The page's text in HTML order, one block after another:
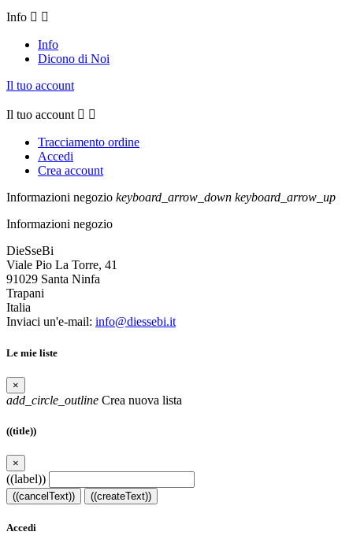
Info  
Info
Dicono di Noi
Il tuo account
Il tuo account  
Tracciamento ordine
Accedi
Crea account
Informazioni negozio keyboard_arrow_down keyboard_arrow_up
Informazioni negozio
DieSseBi
Viale Pio La Torre, 41
91029 Santa Ninfa
Trapani
Italia
Inviaci un'e-mail: info@diessebi.it
Le mie liste
×
add_circle_outline Crea nuova lista
((title))
×
((label))
((cancelText)) ((createText))
Accedi